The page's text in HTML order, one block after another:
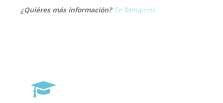
¿Quiéres más información? Te llamamos